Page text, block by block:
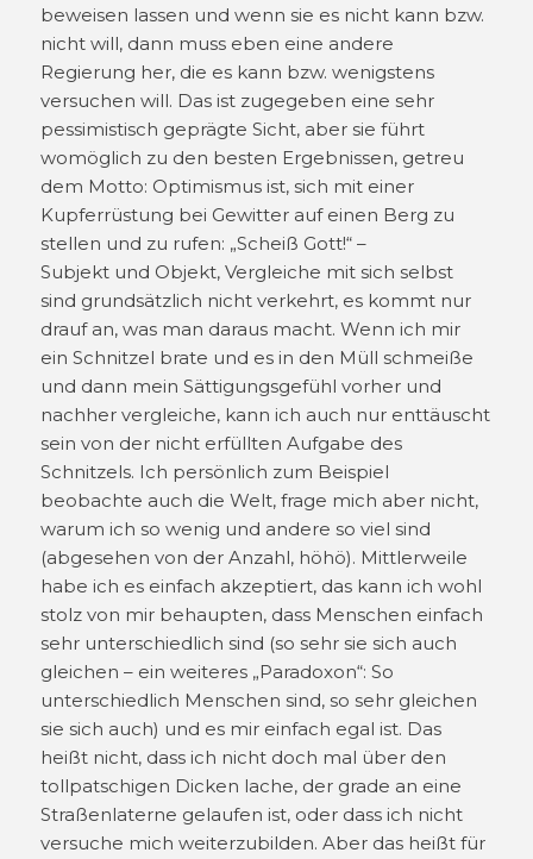
beweisen lassen und wenn sie es nicht kann bzw.
nicht will, dann muss eben eine andere
Regierung her, die es kann bzw. wenigstens
versuchen will. Das ist zugegeben eine sehr
pessimistisch geprägte Sicht, aber sie führt
womöglich zu den besten Ergebnissen, getreu
dem Motto: Optimismus ist, sich mit einer
Kupferrüstung bei Gewitter auf einen Berg zu
stellen und zu rufen: „Scheiß Gott!“ –
Subjekt und Objekt, Vergleiche mit sich selbst
sind grundsätzlich nicht verkehrt, es kommt nur
drauf an, was man daraus macht. Wenn ich mir
ein Schnitzel brate und es in den Müll schmeiße
und dann mein Sättigungsgefühl vorher und
nachher vergleiche, kann ich auch nur enttäuscht
sein von der nicht erfüllten Aufgabe des
Schnitzels. Ich persönlich zum Beispiel
beobachte auch die Welt, frage mich aber nicht,
warum ich so wenig und andere so viel sind
(abgesehen von der Anzahl, höhö). Mittlerweile
habe ich es einfach akzeptiert, das kann ich wohl
stolz von mir behaupten, dass Menschen einfach
sehr unterschiedlich sind (so sehr sie sich auch
gleichen – ein weiteres „Paradoxon“: So
unterschiedlich Menschen sind, so sehr gleichen
sie sich auch) und es mir einfach egal ist. Das
heißt nicht, dass ich nicht doch mal über den
tollpatschigen Dicken lache, der grade an eine
Straßenlaterne gelaufen ist, oder dass ich nicht
versuche mich weiterzubilden. Aber das heißt für